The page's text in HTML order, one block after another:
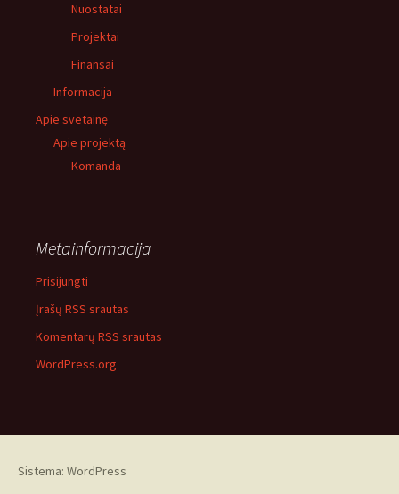
Nuostatai
Projektai
Finansai
Informacija
Apie svetainę
Apie projektą
Komanda
Metainformacija
Prisijungti
Įrašų RSS srautas
Komentarų RSS srautas
WordPress.org
Sistema: WordPress